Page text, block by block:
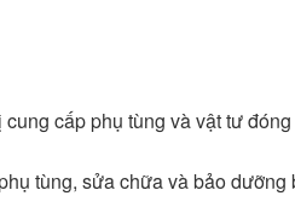
cấp phụ tùng và vật tư
tùng, sửa chữa và bảo